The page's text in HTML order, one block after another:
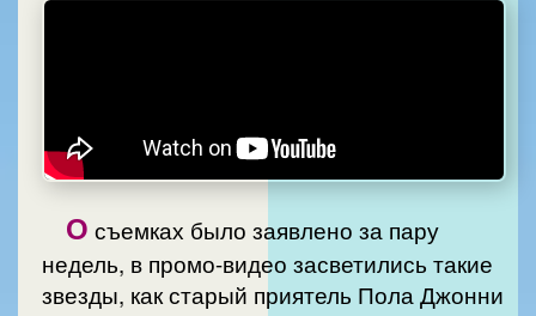
О съемках было заявлено за пару
недель, в промо-видео засветились такие
звезды, как старый приятель Пола Джонни